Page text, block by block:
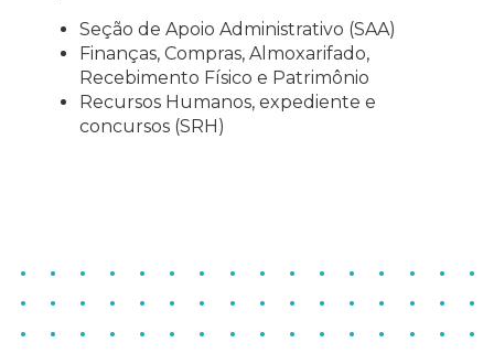
Seção de Apoio Administrativo (SAA)
Finanças, Compras, Almoxarifado,
Recebimento Físico e Patrimônio
Recursos Humanos, expediente e
concursos (SRH)